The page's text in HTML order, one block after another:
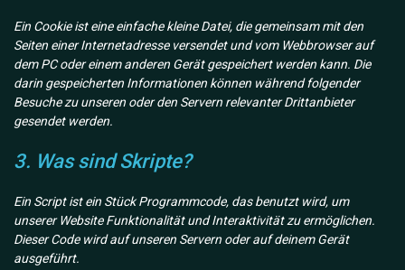
Ein Cookie ist eine einfache kleine Datei, die gemeinsam mit den
Seiten einer Internetadresse versendet und vom Webbrowser auf
dem PC oder einem anderen Gerät gespeichert werden kann. Die
darin gespeicherten Informationen können während folgender
Besuche zu unseren oder den Servern relevanter Drittanbieter
gesendet werden.
3. Was sind Skripte?
Ein Script ist ein Stück Programmcode, das benutzt wird, um
unserer Website Funktionalität und Interaktivität zu ermöglichen.
Dieser Code wird auf unseren Servern oder auf deinem Gerät
ausgeführt.